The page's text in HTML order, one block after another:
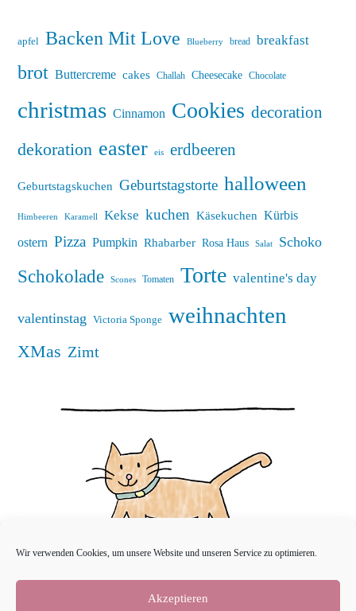
Wir verwenden Cookies, um unsere Website und unseren Service zu optimieren.
Akzeptieren
apfel Backen Mit Love Blueberry bread breakfast
brot Buttercreme cakes Challah Cheesecake Chocolate
christmas Cinnamon Cookies decoration
dekoration easter eis erdbeeren
Geburtstagskuchen Geburtstagstorte halloween
Himbeeren Karamell Kekse kuchen Käsekuchen Kürbis
ostern Pizza Pumpkin Rhabarber Rosa Haus Salat Schoko
Schokolade Scones Tomaten Torte valentine's day
valentinstag Victoria Sponge weihnachten
XMas Zimt